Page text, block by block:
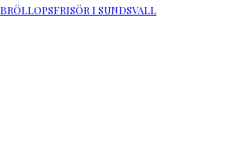
BRÖLLOPSFRISÖR I SUNDSVALL